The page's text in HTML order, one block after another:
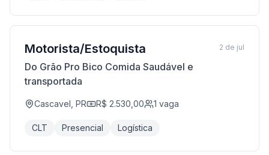
Motorista/Estoquista
Do Grão Pro Bico Comida Saudável e
transportada
Cascavel, PR R$ 2.530,00 1 vaga
CLT Presencial Logística
2 de jul